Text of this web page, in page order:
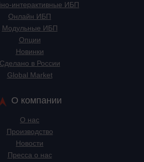
интерактивные ИБП
Онлайн ИБП
Модульные ИБП
Опции
Новинки
Сделано в России
Global Market
О компании
О нас
Производство
Новости
Пресса о нас